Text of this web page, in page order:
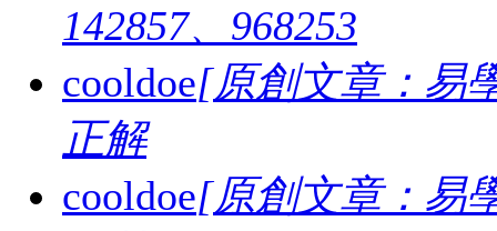
142857、968253
cooldoe[原創文章：易
正解
cooldoe[原創文章：易